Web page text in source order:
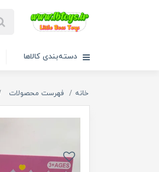
دسته‌بندی کالاها
خانه فهرست محصولات